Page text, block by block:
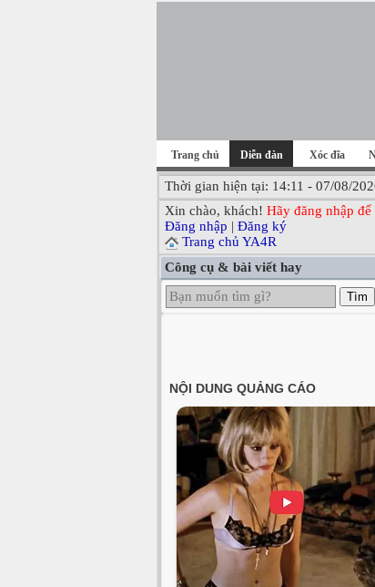
Trang chủ Diễn đàn Xóc đĩa
Thời gian hiện tại: 14:11 - 07/08/
Xin chào, khách! Hãy đăng nhập để
Đăng nhập | Đăng ký
Trang chủ YA4R
Công cụ & bài viết hay
Tìm